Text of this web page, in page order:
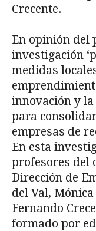
Crecente.
En opinión del
investigación
medidas
innovación y
para
empresas de
En esta
profesores del
Dirección de
del Val,
Fernando
formado por